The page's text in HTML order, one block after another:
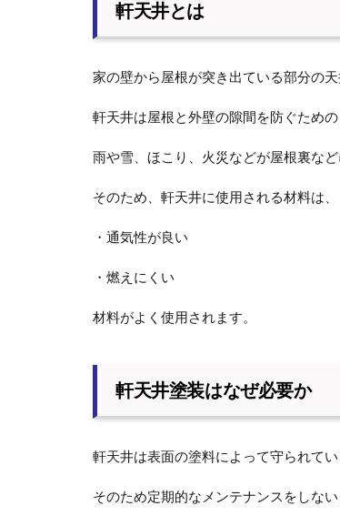
軒天井とは
家の壁から屋根が突き出ている部分の
軒天井は屋根と外壁の隙間を防ぐための
雨や雪、ほこり、火災などが屋根裏な
そのため、軒天井に使用される材料は、
・通気性が良い
・燃えにくい
材料がよく使用されます。
軒天井塗装はなぜ必要か
軒天井は表面の塗料によって守られてい
そのため定期的なメンテナンスをしな